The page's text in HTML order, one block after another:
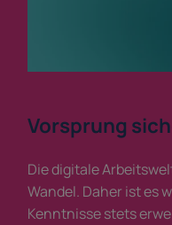
Vorsprung
Die digitale
Wandel. Daher ist es
Kenntnisse stets